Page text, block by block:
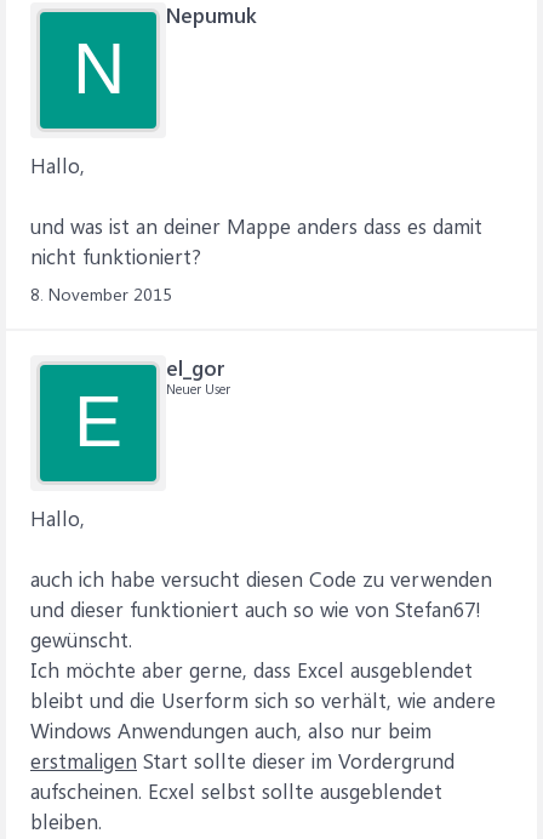
N
Nepumuk
Hallo,
und was ist an deiner Mappe anders dass es damit
nicht funktioniert?
8. November 2015
E
el_gor
Neuer User
Hallo,
auch ich habe versucht diesen Code zu verwenden
und dieser funktioniert auch so wie von Stefan67!
gewünscht.
Ich möchte aber gerne, dass Excel ausgeblendet
bleibt und die Userform sich so verhält, wie andere
Windows Anwendungen auch, also nur beim
erstmaligen Start sollte dieser im Vordergrund
aufscheinen. Ecxel selbst sollte ausgeblendet
bleiben.